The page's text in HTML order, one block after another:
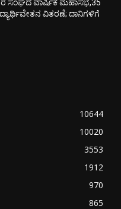
ಸಂಘದ ವಾರ್ಷಿಕ ಮಹಾಸಭೆ,35
ವಿತರಣೆ; ದಾನಿಗಳಿಗೆ
10644
10020
3553
1912
970
865